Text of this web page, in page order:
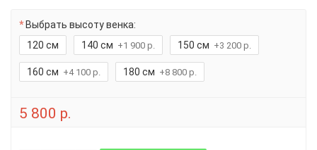
Выбрать высоту венка:
120 см
140 см +1 900 р. 150 см +3 200 р.
160 см +4 100 р. 180 см +8 800 р.
5 800 р.